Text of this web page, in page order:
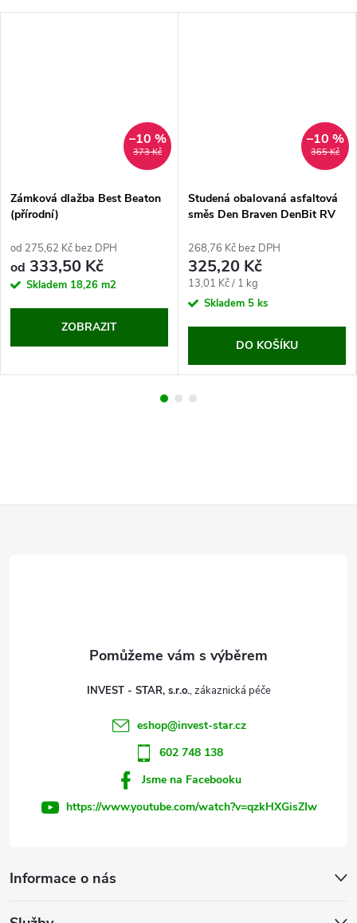
373 Kč
–10 %
Zámková dlažba Best Beaton
(přírodní)
od 275,62 Kč bez DPH
od 333,50 Kč
Skladem 18,26 m2
ZOBRAZIT
365 Kč
–10 %
Studená obalovaná asfaltová
směs Den Braven DenBit RV
268,76 Kč bez DPH
325,20 Kč
Měrná
cena:
13,01 Kč / 1 kg
Skladem 5 ks
DO KOŠÍKU
Informace o nás
INVEST - STAR, s.r.o.
eshop@invest-star.cz
602 748 138
Jsme na Facebooku
https://www.youtube.com/watch?v=qzkHXGisZIw